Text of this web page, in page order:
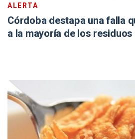
ALERTA
Córdoba destapa una falla
a la mayoría de los